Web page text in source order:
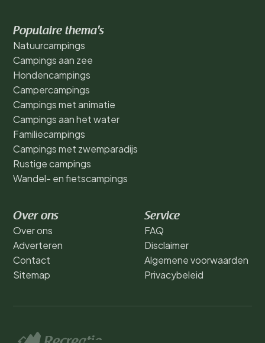
Populaire thema's
Natuurcampings
Campings aan zee
Hondencampings
Campercampings
Campings met animatie
Campings aan het water
Familiecampings
Campings met zwemparadijs
Rustige campings
Wandel- en fietscampings
Over ons
Over ons
Adverteren
Contact
Sitemap
Service
FAQ
Disclaimer
Algemene voorwaarden
Privacybeleid